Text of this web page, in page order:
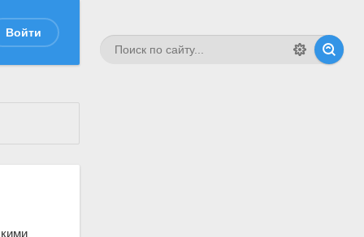
Войти